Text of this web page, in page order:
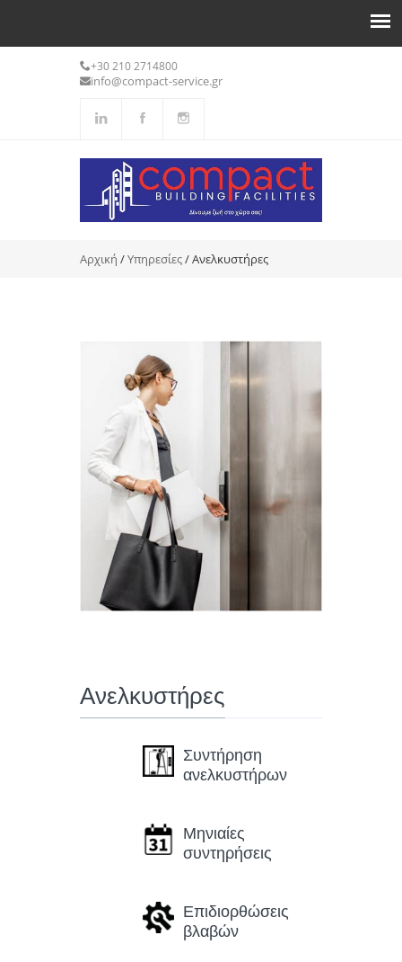
+30 210 2714800
info@compact-service.gr
You are here
Αρχική /Υπηρεσίες/ Ανελκυστήρες
Ανελκυστήρες
Συντήρηση
ανελκυστήρων
Μηνιαίες
συντηρήσεις
Επιδιορθώσεις
βλαβών